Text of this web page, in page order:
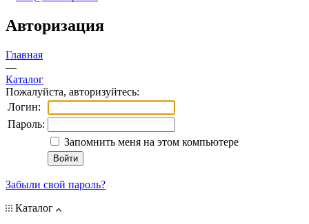
Авторизация
Главная
—
Каталог
Пожалуйста, авторизуйтесь:
Логин:
Пароль:
Запомнить меня на этом компьютере
Забыли свой пароль?
Каталог